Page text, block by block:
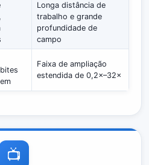
Longa distância de
trabalho e grande
profundidade de
campo
Faixa de ampliação
estendida de 0,2×–32×
📺